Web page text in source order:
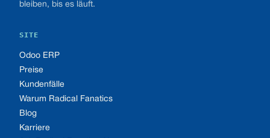
bleiben, bis es läuft.
SITE
Odoo ERP
Preise
Kundenfälle
Warum Radical Fanatics
Blog
Karriere